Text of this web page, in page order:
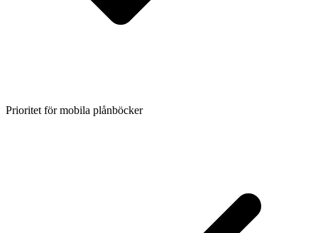
Prioritet för mobila plånböcker